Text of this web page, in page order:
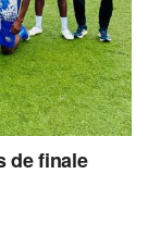
de finale